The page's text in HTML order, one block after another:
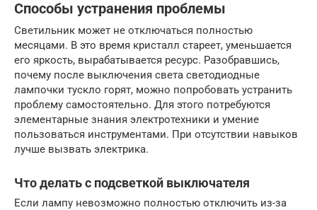
Способы устранения проблемы
Светильник может не отключаться полностью
месяцами. В это время кристалл стареет, уменьшается
его яркость, вырабатывается ресурс. Разобравшись,
почему после выключения света светодиодные
лампочки тускло горят, можно попробовать устранить
проблему самостоятельно. Для этого потребуются
элементарные знания электротехники и умение
пользоваться инструментами. При отсутствии навыков
лучше вызвать электрика.
Что делать с подсветкой выключателя
Если лампу невозможно полностью отключить из-за